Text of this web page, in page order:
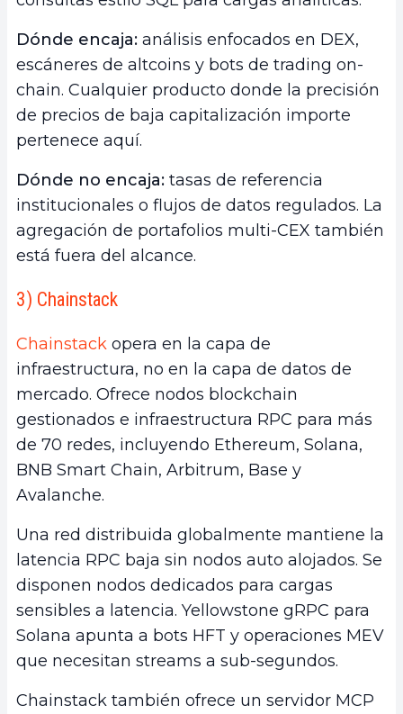
Dónde encaja: análisis enfocados en DEX,
escáneres de altcoins y bots de trading on-
chain. Cualquier producto donde la precisión
de precios de baja capitalización importe
pertenece aquí.
Dónde no encaja: tasas de referencia
institucionales o flujos de datos regulados. La
agregación de portafolios multi-CEX también
está fuera del alcance.
3) Chainstack
Chainstack opera en la capa de
infraestructura, no en la capa de datos de
mercado. Ofrece nodos blockchain
gestionados e infraestructura RPC para más
de 70 redes, incluyendo Ethereum, Solana,
BNB Smart Chain, Arbitrum, Base y
Avalanche.
Una red distribuida globalmente mantiene la
latencia RPC baja sin nodos auto alojados. Se
disponen nodos dedicados para cargas
sensibles a latencia. Yellowstone gRPC para
Solana apunta a bots HFT y operaciones MEV
que necesitan streams a sub-segundos.
Chainstack también ofrece un servidor MCP